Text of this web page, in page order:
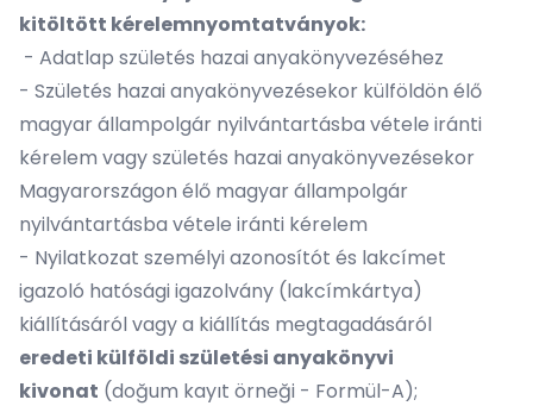
kitöltött kérelemnyomtatványok:
- Adatlap születés hazai anyakönyvezéséhez
- Születés hazai anyakönyvezésekor külföldön élő
magyar állampolgár nyilvántartásba vétele iránti
kérelem vagy születés hazai anyakönyvezésekor
Magyarországon élő magyar állampolgár
nyilvántartásba vétele iránti kérelem
- Nyilatkozat személyi azonosítót és lakcímet
igazoló hatósági igazolvány (lakcímkártya)
kiállításáról vagy a kiállítás megtagadásáról
eredeti külföldi születési anyakönyvi
kivonat (doğum kayıt örneği - Formül-A);